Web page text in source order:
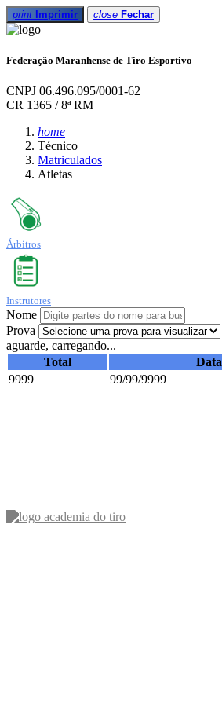
print Imprimir close Fechar
Federação Maranhense de Tiro Esportivo
CNPJ 06.496.095/0001-62
CR 1365 / 8ª RM
home
Técnico
Matriculados
Atletas
Árbitros
Instrutores
Nome
Prova
aguarde, carregando...
Total
Data
9999
99/99/9999